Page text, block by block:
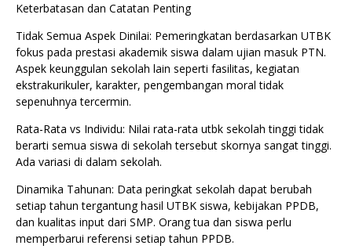
Keterbatasan dan Catatan Penting
Tidak Semua Aspek Dinilai: Pemeringkatan berdasarkan UTBK
fokus pada prestasi akademik siswa dalam ujian masuk PTN.
Aspek keunggulan sekolah lain seperti fasilitas, kegiatan
ekstrakurikuler, karakter, pengembangan moral tidak
sepenuhnya tercermin.
Rata-Rata vs Individu: Nilai rata-rata utbk sekolah tinggi tidak
berarti semua siswa di sekolah tersebut skornya sangat tinggi.
Ada variasi di dalam sekolah.
Dinamika Tahunan: Data peringkat sekolah dapat berubah
setiap tahun tergantung hasil UTBK siswa, kebijakan PPDB,
dan kualitas input dari SMP. Orang tua dan siswa perlu
memperbarui referensi setiap tahun PPDB.